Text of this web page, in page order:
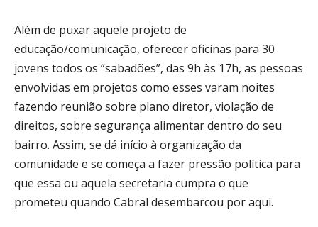
Além de puxar aquele projeto de
educação/comunicação, oferecer oficinas para 30
jovens todos os “sabadões”, das 9h às 17h, as pessoas
envolvidas em projetos como esses varam noites
fazendo reunião sobre plano diretor, violação de
direitos, sobre segurança alimentar dentro do seu
bairro. Assim, se dá início à organização da
comunidade e se começa a fazer pressão política para
que essa ou aquela secretaria cumpra o que
prometeu quando Cabral desembarcou por aqui.